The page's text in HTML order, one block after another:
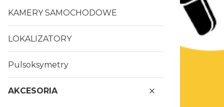
KAMERY SAMOCHODOWE
LOKALIZATORY
Pulsoksymetry
AKCESORIA